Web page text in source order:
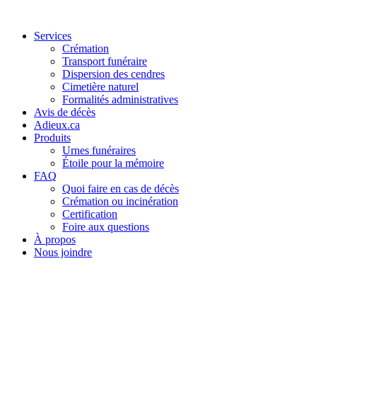
Services
Crémation
Transport funéraire
Dispersion des cendres
Cimetière naturel
Formalités administratives
Avis de décès
Adieux.ca
Produits
Urnes funéraires
Étoile pour la mémoire
FAQ
Quoi faire en cas de décès
Crémation ou incinération
Certification
Foire aux questions
À propos
Nous joindre